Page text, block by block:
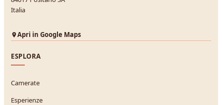
Italia
Apri in Google Maps
ESPLORA
Camerate
Esperienze